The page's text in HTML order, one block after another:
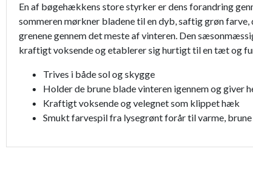
En af bøgehækkens store styrker er dens forandring
sommeren mørkner bladene til en dyb, saftig grøn
grenene gennem det meste af vinteren. Den
kraftigt voksende og etablerer sig hurtigt til en tæt og
Trives i både sol og skygge
Holder de brune blade vinteren igennem og giver
Kraftigt voksende og velegnet som klippet hæk
Smukt farvespil fra lysegrønt forår til varme,